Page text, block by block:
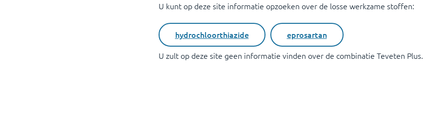
U kunt op deze site informatie opzoeken over de losse werkzame stoffen:
hydrochloorthiazide
eprosartan
U zult op deze site geen informatie vinden over de combinatie Teveten Plus.